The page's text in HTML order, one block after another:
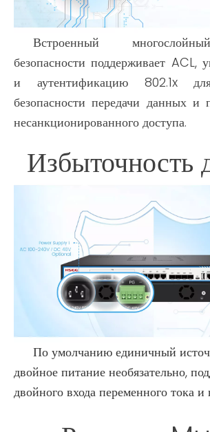
Встроенный
безопасности поддерживает ACL,
и аутентификацию 802.1x
безопасности передачи данных и
несанкционированного доступа.
Избыточность
По умолчанию единичный
двойное питание необязательно,
двойного входа переменного тока